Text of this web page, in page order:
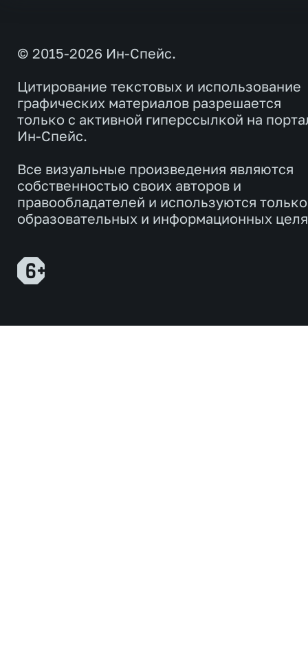
© 2015-2026 Ин-Спейс.
Цитирование текстовых и использование
графических материалов разрешается
только с активной гиперссылкой на
Ин-Спейс.
Все визуальные произведения являются
собственностью своих авторов и
правообладателей и используются
образовательных и информационных